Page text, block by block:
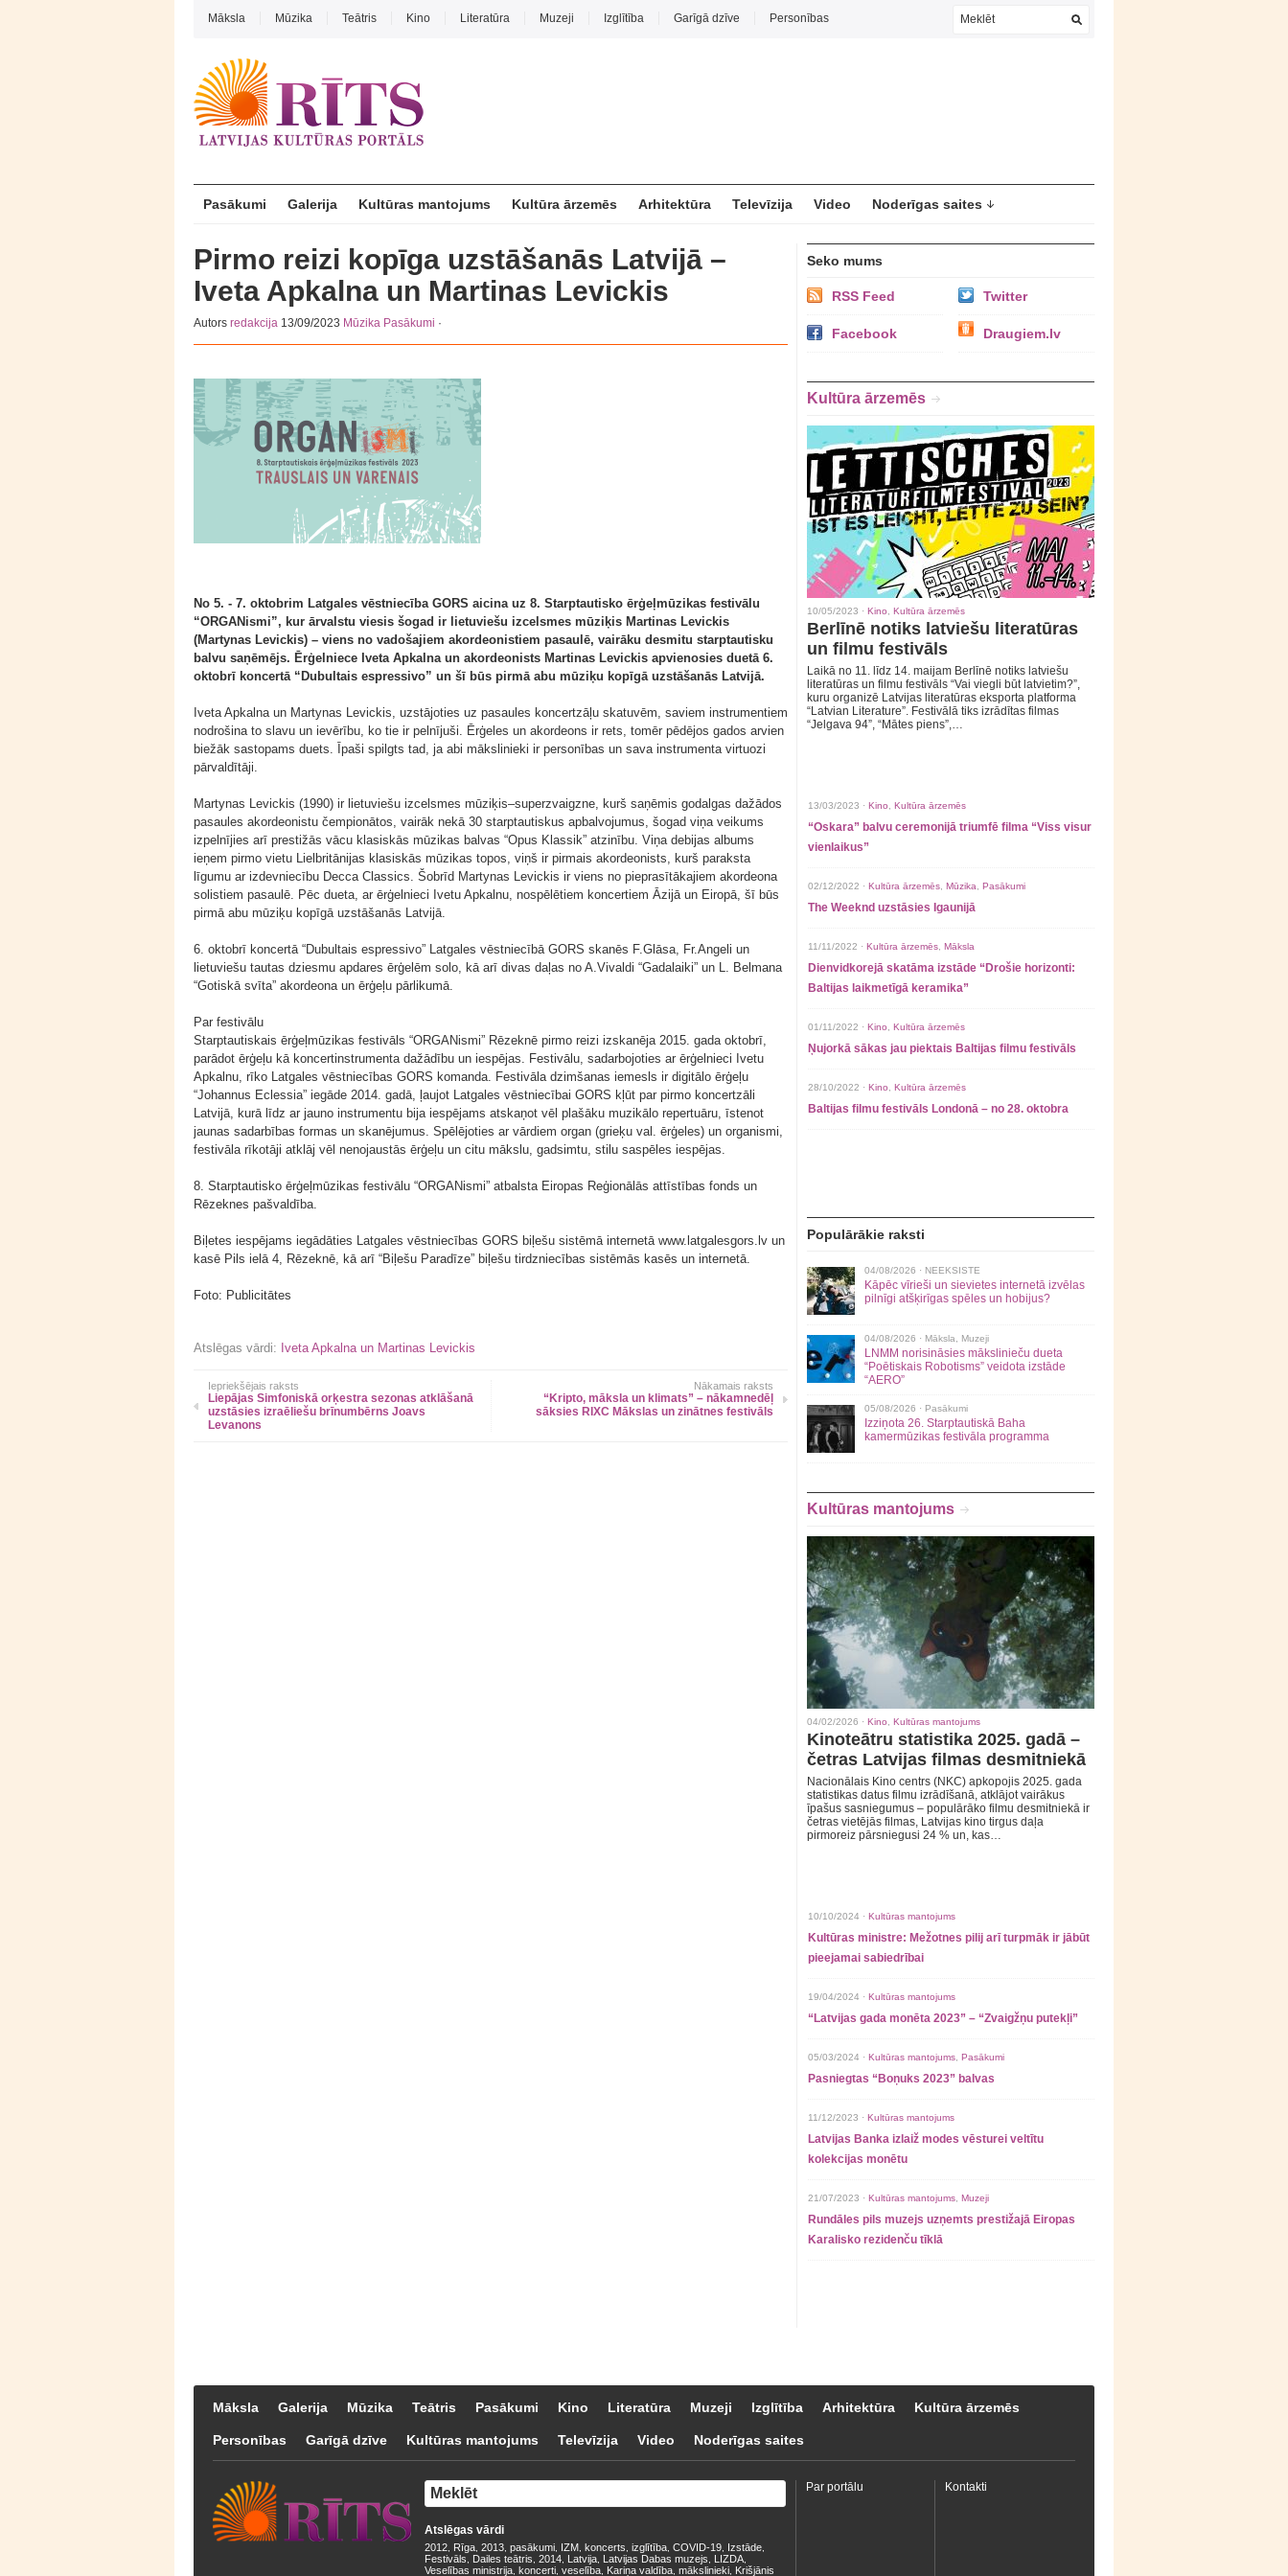
Māksla Mūzika Teātris Kino Literatūra Muzeji Izglītība Garīgā dzīve Personības
Pasākumi Galerija Kultūras mantojums Kultūra ārzemēs Arhitektūra Televīzija Video Noderīgas saites
Pirmo reizi kopīga uzstāšanās Latvijā –
Iveta Apkalna un Martinas Levickis
Autors redakcija 13/09/2023 Mūzika Pasākumi ·
No 5. - 7. oktobrim Latgales vēstniecība GORS aicina uz 8. Starptautisko ērģeļmūzikas festivālu
“ORGANismi”, kur ārvalstu viesis šogad ir lietuviešu izcelsmes mūziķis Martinas Levickis
(Martynas Levickis) – viens no vadošajiem akordeonistiem pasaulē, vairāku desmitu starptautisku
balvu saņēmējs. Ērģelniece Iveta Apkalna un akordeonists Martinas Levickis apvienosies duetā 6.
oktobrī koncertā “Dubultais espressivo” un šī būs pirmā abu mūziķu kopīgā uzstāšanās Latvijā.
Iveta Apkalna un Martynas Levickis, uzstājoties uz pasaules koncertzāļu skatuvēm, saviem instrumentiem
nodrošina to slavu un ievērību, ko tie ir pelnījuši. Ērģeles un akordeons ir rets, tomēr pēdējos gados arvien
biežāk sastopams duets. Īpaši spilgts tad, ja abi mākslinieki ir personības un sava instrumenta virtuozi
pārvaldītāji.
Martynas Levickis (1990) ir lietuviešu izcelsmes mūziķis–superzvaigzne, kurš saņēmis godalgas dažādos
pasaules akordeonistu čempionātos, vairāk nekā 30 starptautiskus apbalvojumus, šogad viņa veikums
izpelnījies arī prestižās vācu klasiskās mūzikas balvas “Opus Klassik” atzinību. Viņa debijas albums
ieņem pirmo vietu Lielbritānijas klasiskās mūzikas topos, viņš ir pirmais akordeonists, kurš paraksta
līgumu ar izdevniecību Decca Classics. Šobrīd Martynas Levickis ir viens no pieprasītākajiem akordeona
solistiem pasaulē. Pēc dueta, ar ērģelnieci Ivetu Apkalnu, nospēlētiem koncertiem Āzijā un Eiropā, šī būs
pirmā abu mūziķu kopīgā uzstāšanās Latvijā.
6. oktobrī koncertā “Dubultais espressivo” Latgales vēstniecībā GORS skanēs F.Glāsa, Fr.Angeli un
lietuviešu tautas dziesmu apdares ērģelēm solo, kā arī divas daļas no A.Vivaldi “Gadalaiki” un L. Belmana
“Gotiskā svīta” akordeona un ērģeļu pārlikumā.
Par festivālu
Starptautiskais ērģeļmūzikas festivāls “ORGANismi” Rēzeknē pirmo reizi izskanēja 2015. gada oktobrī,
parādot ērģeļu kā koncertinstrumenta dažādību un iespējas. Festivālu, sadarbojoties ar ērģelnieci Ivetu
Apkalnu, rīko Latgales vēstniecības GORS komanda. Festivāla dzimšanas iemesls ir digitālo ērģeļu
“Johannus Eclessia” iegāde 2014. gadā, ļaujot Latgales vēstniecībai GORS kļūt par pirmo koncertzāli
Latvijā, kurā līdz ar jauno instrumentu bija iespējams atskaņot vēl plašāku muzikālo repertuāru, īstenot
jaunas sadarbības formas un skanējumus. Spēlējoties ar vārdiem organ (grieķu val. ērģeles) un organismi,
festivāla rīkotāji atklāj vēl nenojaustās ērģeļu un citu mākslu, gadsimtu, stilu saspēles iespējas.
8. Starptautisko ērģeļmūzikas festivālu “ORGANismi” atbalsta Eiropas Reģionālās attīstības fonds un
Rēzeknes pašvaldība.
Biļetes iespējams iegādāties Latgales vēstniecības GORS biļešu sistēmā internetā www.latgalesgors.lv un
kasē Pils ielā 4, Rēzeknē, kā arī “Biļešu Paradīze” biļešu tirdzniecības sistēmās kasēs un internetā.
Foto: Publicitātes
Atslēgas vārdi: Iveta Apkalna un Martinas Levickis
Iepriekšējais raksts
Liepājas Simfoniskā orķestra sezonas atklāšanā
uzstāsies izraēliešu brīnumbērns Joavs
Levanons
Nākamais raksts
“Kripto, māksla un klimats” – nākamnedēļ
sāksies RIXC Mākslas un zinātnes festivāls
Seko mums
RSS Feed Twitter
Facebook Draugiem.lv
Kultūra ārzemēs
10/05/2023 · Kino Kultūra ārzemēs
Berlīnē notiks latviešu literatūras
un filmu festivāls
Laikā no 11. līdz 14. maijam Berlīnē notiks latviešu
literatūras un filmu festivāls “Vai viegli būt latvietim?”,
kuru organizē Latvijas literatūras eksporta platforma
“Latvian Literature”. Festivālā tiks izrādītas filmas
“Jelgava 94”, “Mātes piens”,…
13/03/2023 · Kino Kultūra ārzemēs
“Oskara” balvu ceremonijā triumfē filma “Viss visur
vienlaikus”
02/12/2022 · Kultūra ārzemēs Mūzika Pasākumi
The Weeknd uzstāsies Igaunijā
11/11/2022 · Kultūra ārzemēs Māksla
Dienvidkorejā skatāma izstāde “Drošie horizonti:
Baltijas laikmetīgā keramika”
01/11/2022 · Kino Kultūra ārzemēs
Ņujorkā sākas jau piektais Baltijas filmu festivāls
28/10/2022 · Kino Kultūra ārzemēs
Baltijas filmu festivāls Londonā – no 28. oktobra
Populārākie raksti
04/08/2026 · NEEKSISTE
Kāpēc vīrieši un sievietes internetā izvēlas
pilnīgi atšķirīgas spēles un hobijus?
04/08/2026 · Māksla Muzeji
LNMM norisināsies mākslinieču dueta
“Poētiskais Robotisms” veidota izstāde
“AERO”
05/08/2026 · Pasākumi
Izziņota 26. Starptautiskā Baha
kamermūzikas festivāla programma
Kultūras mantojums
04/02/2026 · Kino Kultūras mantojums
Kinoteātru statistika 2025. gadā –
četras Latvijas filmas desmitniekā
Nacionālais Kino centrs (NKC) apkopojis 2025. gada
statistikas datus filmu izrādīšanā, atklājot vairākus
īpašus sasniegumus – populārāko filmu desmitniekā ir
četras vietējās filmas, Latvijas kino tirgus daļa
pirmoreiz pārsniegusi 24 % un, kas…
10/10/2024 · Kultūras mantojums
Kultūras ministre: Mežotnes pilij arī turpmāk ir jābūt
pieejamai sabiedrībai
19/04/2024 · Kultūras mantojums
“Latvijas gada monēta 2023” – “Zvaigžņu putekļi”
05/03/2024 · Kultūras mantojums Pasākumi
Pasniegtas “Boņuks 2023” balvas
11/12/2023 · Kultūras mantojums
Latvijas Banka izlaiž modes vēsturei veltītu
kolekcijas monētu
21/07/2023 · Kultūras mantojums Muzeji
Rundāles pils muzejs uzņemts prestižajā Eiropas
Karalisko rezidenču tīklā
Māksla Galerija Mūzika Teātris Pasākumi Kino Literatūra Muzeji Izglītība Arhitektūra Kultūra ārzemēs
Personības Garīgā dzīve Kultūras mantojums Televīzija Video Noderīgas saites
Atslēgas vārdi
2012 Rīga 2013 pasākumi IZM koncerts izglītība COVID-19 Izstāde
Festivāls Dailes teātris 2014 Latvija Latvijas Dabas muzejs LIZDA
Veselības ministrija koncerti veselība Kariņa valdība mākslinieki Krišjānis
Par portālu Kontakti